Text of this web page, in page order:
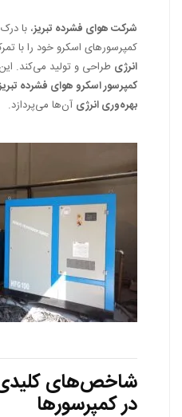
شرکت هوای فشرده تبریز، با
کمپرسورهای اسکرو خود را با
انرژی طراحی و تولید می‌کند.
کمپرسور اسکرو هوای فشرده
بهره‌وری انرژی آن‌ها می‌پردازد.
شاخص‌های کلیدی
در کمپرسورها